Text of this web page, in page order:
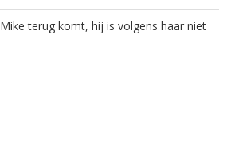
terug komt, hij is volgens haar niet